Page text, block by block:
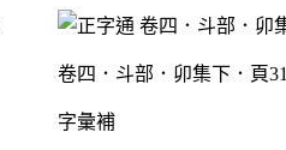
卷四．斗部．卯集下．頁31
字彙補